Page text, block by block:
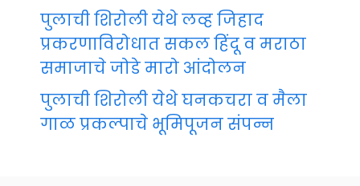
पुलाची शिरोली येथे लव्ह जिहाद
प्रकरणाविरोधात सकल हिंदू व मराठा
समाजाचे जोडे मारो आंदोलन
पुलाची शिरोली येथे घनकचरा व मैला
गाळ प्रकल्पाचे भूमिपूजन संपन्न